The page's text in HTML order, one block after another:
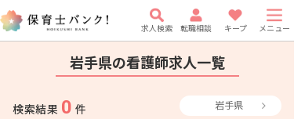
求人検索 転職相談 キープ メニュー
岩手県の看護師求人一覧
検索結果 0 件 岩手県